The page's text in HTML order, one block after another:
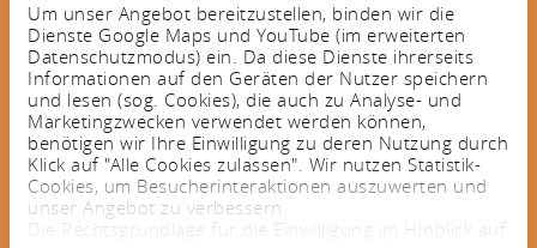
Um unser Angebot bereitzustellen, binden wir die
Dienste Google Maps und YouTube (im erweiterten
Datenschutzmodus) ein. Da diese Dienste ihrerseits
Informationen auf den Geräten der Nutzer speichern
und lesen (sog. Cookies), die auch zu Analyse- und
Marketingzwecken verwendet werden können,
benötigen wir Ihre Einwilligung zu deren Nutzung durch
Klick auf "Alle Cookies zulassen". Wir nutzen Statistik-
Cookies, um Besucherinteraktionen auszuwerten und
unser Angebot zu verbessern.
Die Rechtsgrundlage für die Einwilligung im HInblick auf